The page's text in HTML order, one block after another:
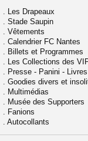
. Les Drapeaux
. Stade Saupin
. Vêtements
. Calendrier FC Nantes
. Billets et Programmes
. Les Collections des
. Presse - Panini -
. Goodies divers et
. Multimédias
. Musée des Supporters
. Fanions
. Autocollants